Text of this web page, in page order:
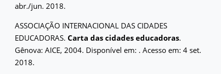
abr./jun. 2018.
ASSOCIAÇÃO INTERNACIONAL DAS CIDADES
EDUCADORAS. Carta das cidades educadoras.
Gênova: AICE, 2004. Disponível em: . Acesso em: 4 set.
2018.